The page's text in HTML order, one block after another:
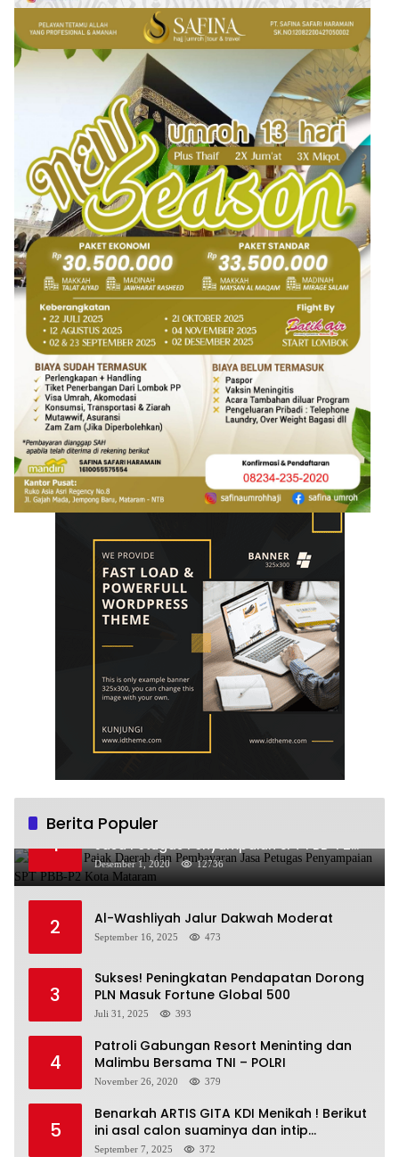
Berita Populer
1
Sosialisasi Pajak Daerah dan Pembayaran
Jasa Petugas Penyampaian SPT PBB-P2
Kota Mataram
Desember 1, 2020 12736
2 Al-Washliyah Jalur Dakwah Moderat
September 16, 2025 473
3
Sukses! Peningkatan Pendapatan Dorong
PLN Masuk Fortune Global 500
Juli 31, 2025 393
4
Patroli Gabungan Resort Meninting dan
Malimbu Bersama TNI – POLRI
November 26, 2020 379
5
Benarkah ARTIS GITA KDI Menikah ! Berikut
ini asal calon suaminya dan intip
undangannya
September 7, 2025 372